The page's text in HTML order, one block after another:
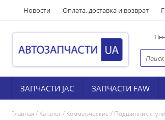
Новости Оплата, доставка и возврат
ЗАПЧАСТИ JAC ЗАПЧАСТИ FAW
Главная/ Каталог/ Коммерческие / Подшипник